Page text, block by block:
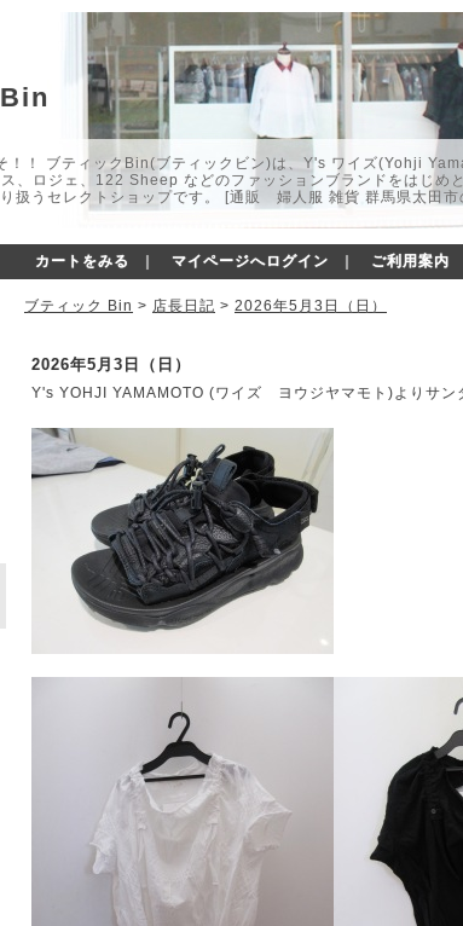
！！ ブティックBin(ブティックビン)は、Y's ワイズ(Yohji
、ロジェ、122 Sheep などのファッションブランドをはじめ
り扱うセレクトショップです。 [通販 婦人服 雑貨 群馬県太田
カートをみる マイページへログイン ご利用案内
ブティック Bin > 店長日記 > 2026年5月3日（日）
2026年5月3日（日）
Y's YOHJI YAMAMOTO (ワイズ ヨウジヤマモト)よりサン